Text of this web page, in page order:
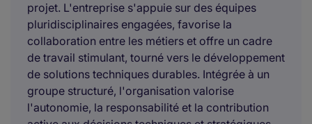
projet. L'entreprise s'appuie sur des équipes
pluridisciplinaires engagées, favorise la
collaboration entre les métiers et offre un cadre
de travail stimulant, tourné vers le développement
de solutions techniques durables. Intégrée à un
groupe structuré, l'organisation valorise
l'autonomie, la responsabilité et la contribution